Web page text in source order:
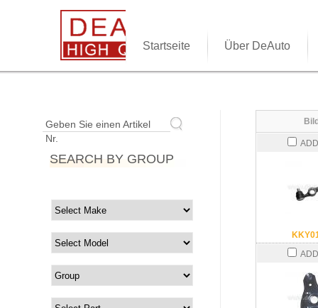
Startseite Über DeAuto
Geben Sie einen Artikel
Nr.
SEARCH BY GROUP